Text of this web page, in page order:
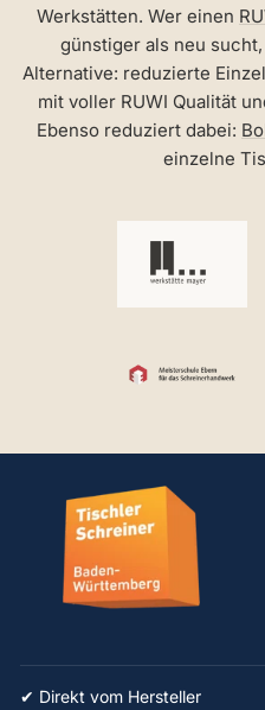
Werkstätten. Wer einen
günstiger als neu
Alternative: reduzierte
mit voller RUWI Qualität
Ebenso reduziert dabei:
einzelne
✔ Direkt vom Hersteller